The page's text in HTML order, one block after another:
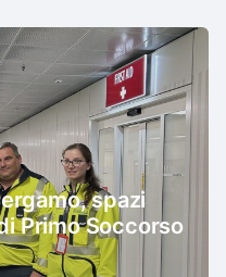
spazi
Primo Soccorso